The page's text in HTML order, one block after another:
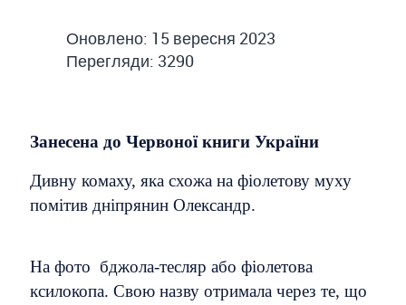
Оновлено: 15 вересня 2023
Перегляди: 3290
Занесена до Червоної книги України
Дивну комаху, яка схожа на фіолетову муху
помітив дніпрянин Олександр.
На фото бджола-тесляр або фіолетова
ксилокопа. Свою назву отримала через те, що